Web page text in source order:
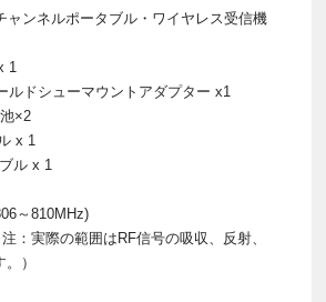
ャンネルポータブル・ワイヤレス受信機
1
ルドシューマウントアダプター x1
×2
x 1
ル x 1
～810MHz)
：実際の範囲はRF信号の吸収、反射、
）